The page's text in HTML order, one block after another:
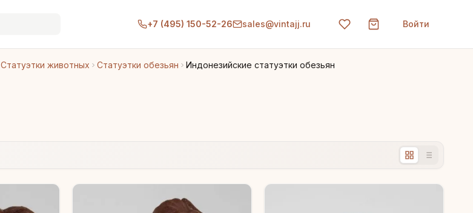
+7 (495) 150-52-26 sales@vintajj.ru Войти
Статуэтки животных Статуэтки обезьян Индонезийские статуэтки обезьян